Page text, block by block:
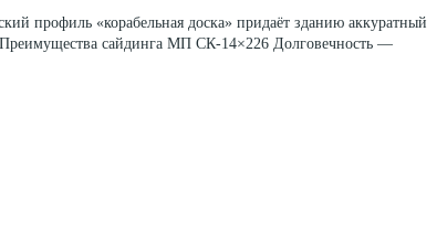
профиль «корабельная доска» придаёт зданию аккуратный
Преимущества сайдинга МП СК-14×226 Долговечность —